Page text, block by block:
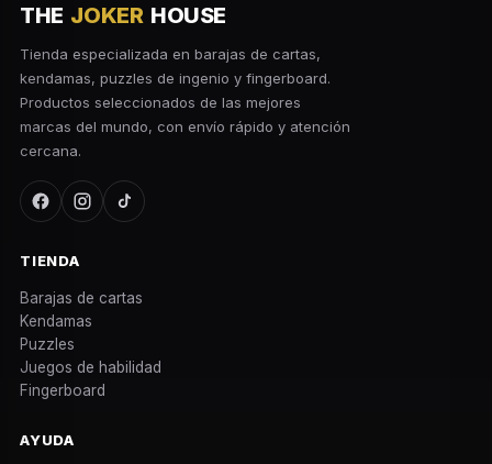
THE JOKER HOUSE
Tienda especializada en barajas de cartas,
kendamas, puzzles de ingenio y fingerboard.
Productos seleccionados de las mejores
marcas del mundo, con envío rápido y atención
cercana.
TIENDA
Barajas de cartas
Kendamas
Puzzles
Juegos de habilidad
Fingerboard
AYUDA